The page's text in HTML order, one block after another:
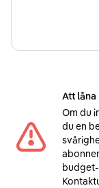
Att låna
Om du
du en